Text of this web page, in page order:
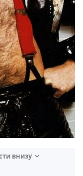
внизу